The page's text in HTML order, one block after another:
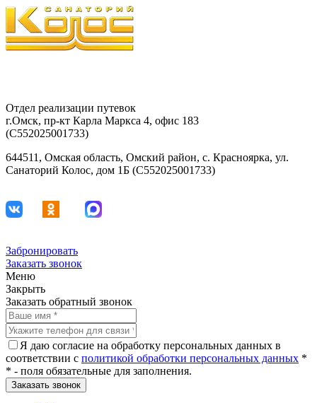
Отдел реализации путевок
г.Омск, пр-кт Карла Маркса 4, офис 183
(С552025001733)
644511, Омская область, Омский район, с. Красноярка, ул.
Санаторий Колос, дом 1Б (С552025001733)
Забронировать
Заказать звонок
Меню
Закрыть
Заказать обратный звонок
Я даю согласие на обработку персональных данных в
соответствии с политикой обработки персональных данных *
* - поля обязательные для заполнения.